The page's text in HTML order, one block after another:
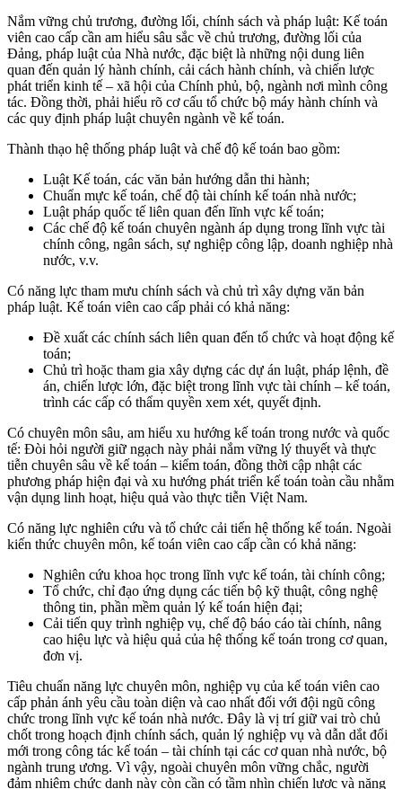
Nắm vững chủ trương, đường lối, chính sách và pháp luật: Kế toán
viên cao cấp cần am hiểu sâu sắc về chủ trương, đường lối của
Đảng, pháp luật của Nhà nước, đặc biệt là những nội dung liên
quan đến quản lý hành chính, cải cách hành chính, và chiến lược
phát triển kinh tế – xã hội của Chính phủ, bộ, ngành nơi mình công
tác. Đồng thời, phải hiểu rõ cơ cấu tổ chức bộ máy hành chính và
các quy định pháp luật chuyên ngành về kế toán.
Thành thạo hệ thống pháp luật và chế độ kế toán bao gồm:
Luật Kế toán, các văn bản hướng dẫn thi hành;
Chuẩn mực kế toán, chế độ tài chính kế toán nhà nước;
Luật pháp quốc tế liên quan đến lĩnh vực kế toán;
Các chế độ kế toán chuyên ngành áp dụng trong lĩnh vực tài
chính công, ngân sách, sự nghiệp công lập, doanh nghiệp nhà
nước, v.v.
Có năng lực tham mưu chính sách và chủ trì xây dựng văn bản
pháp luật. Kế toán viên cao cấp phải có khả năng:
Đề xuất các chính sách liên quan đến tổ chức và hoạt động kế
toán;
Chủ trì hoặc tham gia xây dựng các dự án luật, pháp lệnh, đề
án, chiến lược lớn, đặc biệt trong lĩnh vực tài chính – kế toán,
trình các cấp có thẩm quyền xem xét, quyết định.
Có chuyên môn sâu, am hiểu xu hướng kế toán trong nước và quốc
tế: Đòi hỏi người giữ ngạch này phải nắm vững lý thuyết và thực
tiễn chuyên sâu về kế toán – kiểm toán, đồng thời cập nhật các
phương pháp hiện đại và xu hướng phát triển kế toán toàn cầu nhằm
vận dụng linh hoạt, hiệu quả vào thực tiễn Việt Nam.
Có năng lực nghiên cứu và tổ chức cải tiến hệ thống kế toán. Ngoài
kiến thức chuyên môn, kế toán viên cao cấp cần có khả năng:
Nghiên cứu khoa học trong lĩnh vực kế toán, tài chính công;
Tổ chức, chỉ đạo ứng dụng các tiến bộ kỹ thuật, công nghệ
thông tin, phần mềm quản lý kế toán hiện đại;
Cải tiến quy trình nghiệp vụ, chế độ báo cáo tài chính, nâng
cao hiệu lực và hiệu quả của hệ thống kế toán trong cơ quan,
đơn vị.
Tiêu chuẩn năng lực chuyên môn, nghiệp vụ của kế toán viên cao
cấp phản ánh yêu cầu toàn diện và cao nhất đối với đội ngũ công
chức trong lĩnh vực kế toán nhà nước. Đây là vị trí giữ vai trò chủ
chốt trong hoạch định chính sách, quản lý nghiệp vụ và dẫn dắt đổi
mới trong công tác kế toán – tài chính tại các cơ quan nhà nước, bộ
ngành trung ương. Vì vậy, ngoài chuyên môn vững chắc, người
đảm nhiệm chức danh này còn cần có tầm nhìn chiến lược và năng